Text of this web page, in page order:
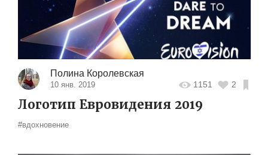
Полина Королевская
10 янв. 2019 1151 2
Логотип Евровидения 2019
#вдохновение